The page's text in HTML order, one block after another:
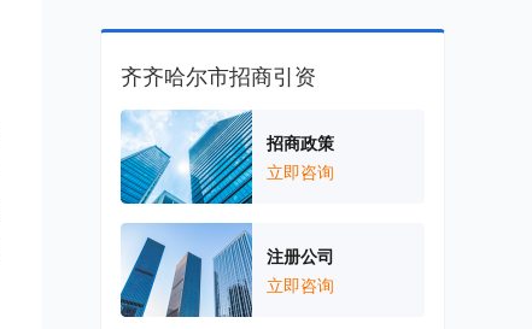
齐齐哈尔市招商引资
招商政策
立即咨询
注册公司
立即咨询